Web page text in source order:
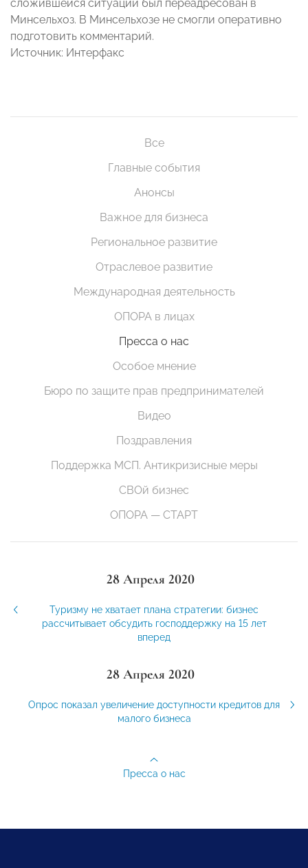
сложившейся ситуации был переадресован в
Минсельхоз. В Минсельхозе не смогли оперативно
подготовить комментарий.
Источник: Интерфакс
Все
Главные события
Анонсы
Важное для бизнеса
Региональное развитие
Отраслевое развитие
Международная деятельность
ОПОРА в лицах
Пресса о нас
Особое мнение
Бюро по защите прав предпринимателей
Видео
Поздравления
Поддержка МСП. Антикризисные меры
СВОй бизнес
ОПОРА — СТАРТ
28 Апреля 2020
Туризму не хватает плана стратегии: бизнес
рассчитывает обсудить господдержку на 15 лет
вперед
28 Апреля 2020
Опрос показал увеличение доступности кредитов для
малого бизнеса
Пресса о нас